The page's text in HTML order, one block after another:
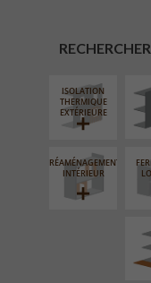
ISOLATION
THERMIQUE
EXTÉRIEURE
RÉAMÉNAGEMENT
INTÉRIEUR